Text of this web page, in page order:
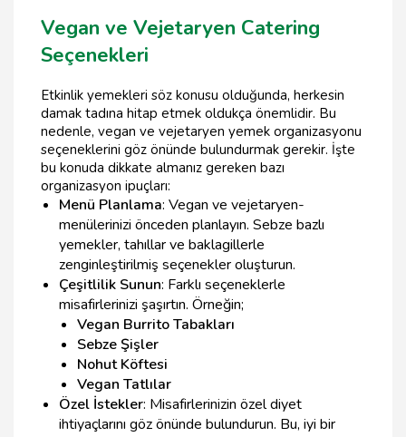
Vegan ve Vejetaryen Catering
Seçenekleri
Etkinlik yemekleri söz konusu olduğunda, herkesin
damak tadına hitap etmek oldukça önemlidir. Bu
nedenle, vegan ve vejetaryen yemek organizasyonu
seçeneklerini göz önünde bulundurmak gerekir. İşte
bu konuda dikkate almanız gereken bazı
organizasyon ipuçları:
Menü Planlama: Vegan ve vejetaryen­­­
menülerinizi önceden planlayın. Sebze bazlı
yemekler, tahıllar ve baklagillerle
zenginleştirilmiş seçenekler oluşturun.
Çeşitlilik Sunun: Farklı seçeneklerle
misafirlerinizi şaşırtın. Örneğin;
Vegan Burrito Tabakları
Sebze Şişler
Nohut Köftesi
Vegan Tatlılar
Özel İstekler: Misafirlerinizin özel diyet
ihtiyaçlarını göz önünde bulundurun. Bu, iyi bir